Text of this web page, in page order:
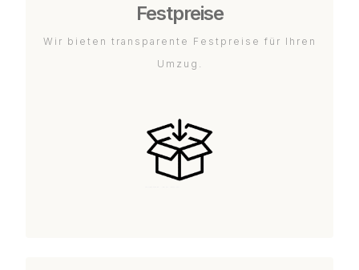
Festpreise
Wir bieten transparente Festpreise für Ihren
Umzug.